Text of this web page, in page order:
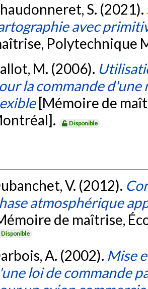
S. (2021).
avec
Polytechnique
M. (2006).
la commande
[Mémoire de
Disponible
V. (2012).
atmosphérique
de maîtrise,
Disponible
A. (2002). Mise
loi de commande